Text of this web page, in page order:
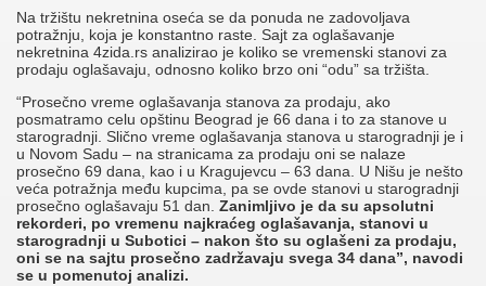
Na tržištu nekretnina oseća se da ponuda ne zadovoljava
potražnju, koja je konstantno raste. Sajt za oglašavanje
nekretnina 4zida.rs analizirao je koliko se vremenski stanovi za
prodaju oglašavaju, odnosno koliko brzo oni “odu” sa tržišta.
“Prosečno vreme oglašavanja stanova za prodaju, ako
posmatramo celu opštinu Beograd je 66 dana i to za stanove u
starogradnji. Slično vreme oglašavanja stanova u starogradnji je i
u Novom Sadu – na stranicama za prodaju oni se nalaze
prosečno 69 dana, kao i u Kragujevcu – 63 dana. U Nišu je nešto
veća potražnja među kupcima, pa se ovde stanovi u starogradnji
prosečno oglašavaju 51 dan. Zanimljivo je da su apsolutni
rekorderi, po vremenu najkraćeg oglašavanja, stanovi u
starogradnji u Subotici – nakon što su oglašeni za prodaju,
oni se na sajtu prosečno zadržavaju svega 34 dana”, navodi
se u pomenutoj analizi.